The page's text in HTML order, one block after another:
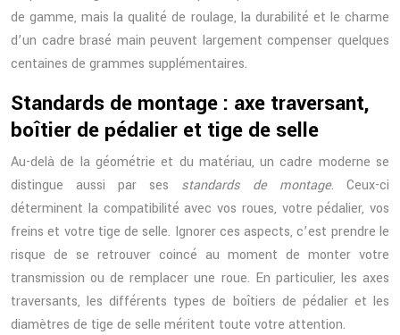
de gamme, mais la qualité de roulage, la durabilité et le charme
d’un cadre brasé main peuvent largement compenser quelques
centaines de grammes supplémentaires.
Standards de montage : axe traversant,
boîtier de pédalier et tige de selle
Au-delà de la géométrie et du matériau, un cadre moderne se
distingue aussi par ses standards de montage. Ceux-ci
déterminent la compatibilité avec vos roues, votre pédalier, vos
freins et votre tige de selle. Ignorer ces aspects, c’est prendre le
risque de se retrouver coincé au moment de monter votre
transmission ou de remplacer une roue. En particulier, les axes
traversants, les différents types de boîtiers de pédalier et les
diamètres de tige de selle méritent toute votre attention.